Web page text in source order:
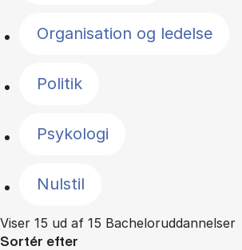
Organisation og ledelse
Politik
Psykologi
Nulstil
Viser 15 ud af 15 Bacheloruddannelser
Sortér efter